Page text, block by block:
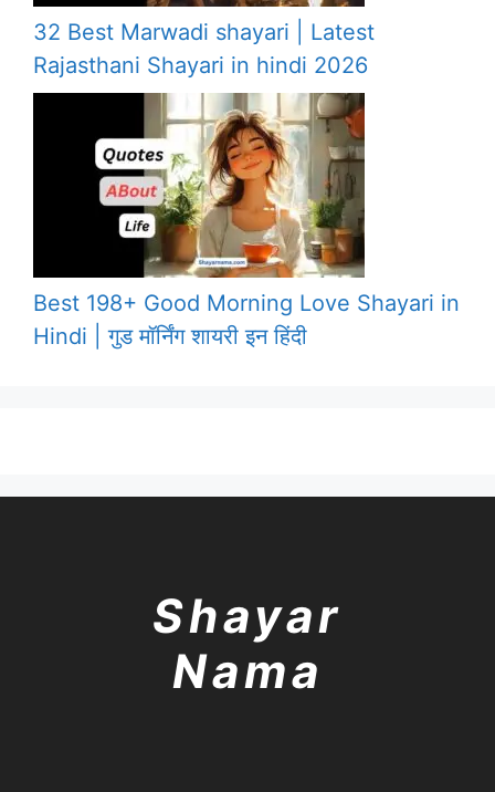
32 Best Marwadi shayari | Latest
Rajasthani Shayari in hindi 2026
Best 198+ Good Morning Love Shayari in
Hindi | गुड मॉर्निंग शायरी इन हिंदी
Shayar
Nama